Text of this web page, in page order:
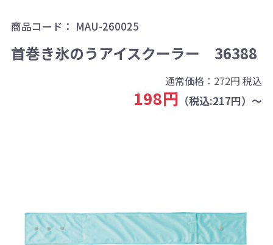
商品コード： MAU-260025
首巻き氷のうアイスクーラー 36388
通常価格： 272円 税込
198円 （税込:217円）～